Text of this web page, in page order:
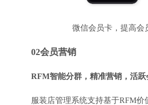
微信会员卡，提高会
02会员营销
RFM智能分群，精准营销，活
服装店管理系统支持基于RFM价